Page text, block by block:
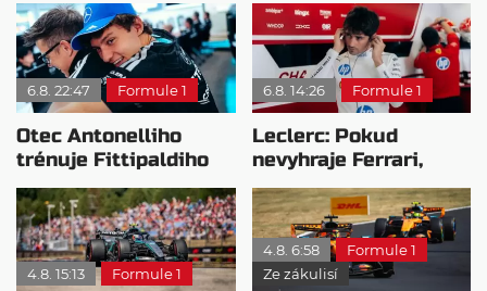
6.8. 22:47 Formule 1
Otec Antonelliho
trénuje Fittipaldiho
syna: Brazilec
vychvaluje lídra
6.8. 14:26 Formule 1
Leclerc: Pokud
nevyhraje Ferrari,
přeji titul
Antonellimu
4.8. 15:13 Formule 1
4.8. 6:58
Formule 1
Ze zákulisí